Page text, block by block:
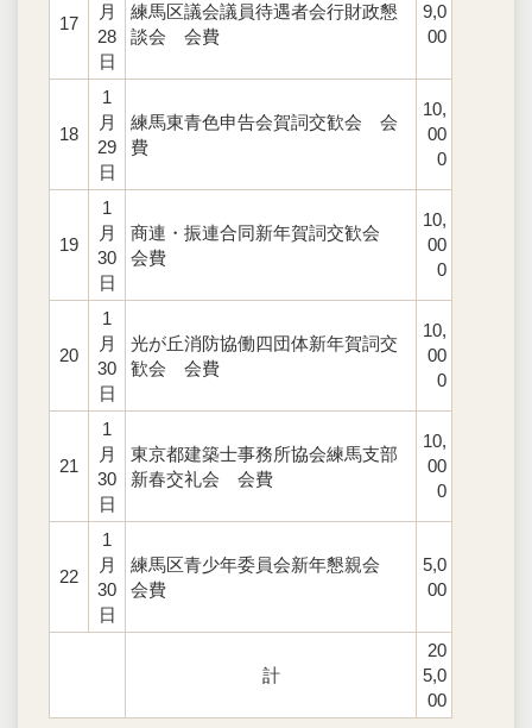
17
月
28
日
練馬区議会議員待遇者会行財政懇
談会 会費
9,0
00
18
1
月
29
日
練馬東青色申告会賀詞交歓会 会
費
10,
00
0
19
1
月
30
日
商連・振連合同新年賀詞交歓会
会費
10,
00
0
20
1
月
30
日
光が丘消防協働四団体新年賀詞交
歓会 会費
10,
00
0
21
1
月
30
日
東京都建築士事務所協会練馬支部
新春交礼会 会費
10,
00
0
22
1
月
30
日
練馬区青少年委員会新年懇親会
会費
5,0
00
計
20
5,0
00